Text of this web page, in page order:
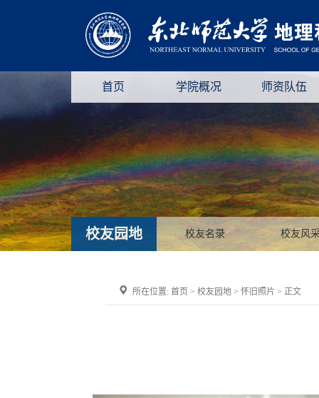
首页 学院概况 师资队伍
校友园地 校友名录 校友风
所在位置: 首页 > 校友园地 > 怀旧照片 > 正文